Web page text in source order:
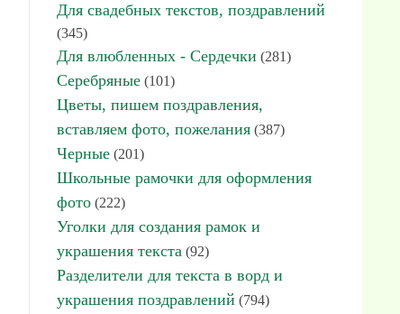
Для свадебных текстов, поздравлений
(345)
Для влюбленных - Сердечки (281)
Серебряные (101)
Цветы, пишем поздравления,
вставляем фото, пожелания (387)
Черные (201)
Школьные рамочки для оформления
фото (222)
Уголки для создания рамок и
украшения текста (92)
Разделители для текста в ворд и
украшения поздравлений (794)